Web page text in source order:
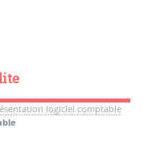
logiciel comptable